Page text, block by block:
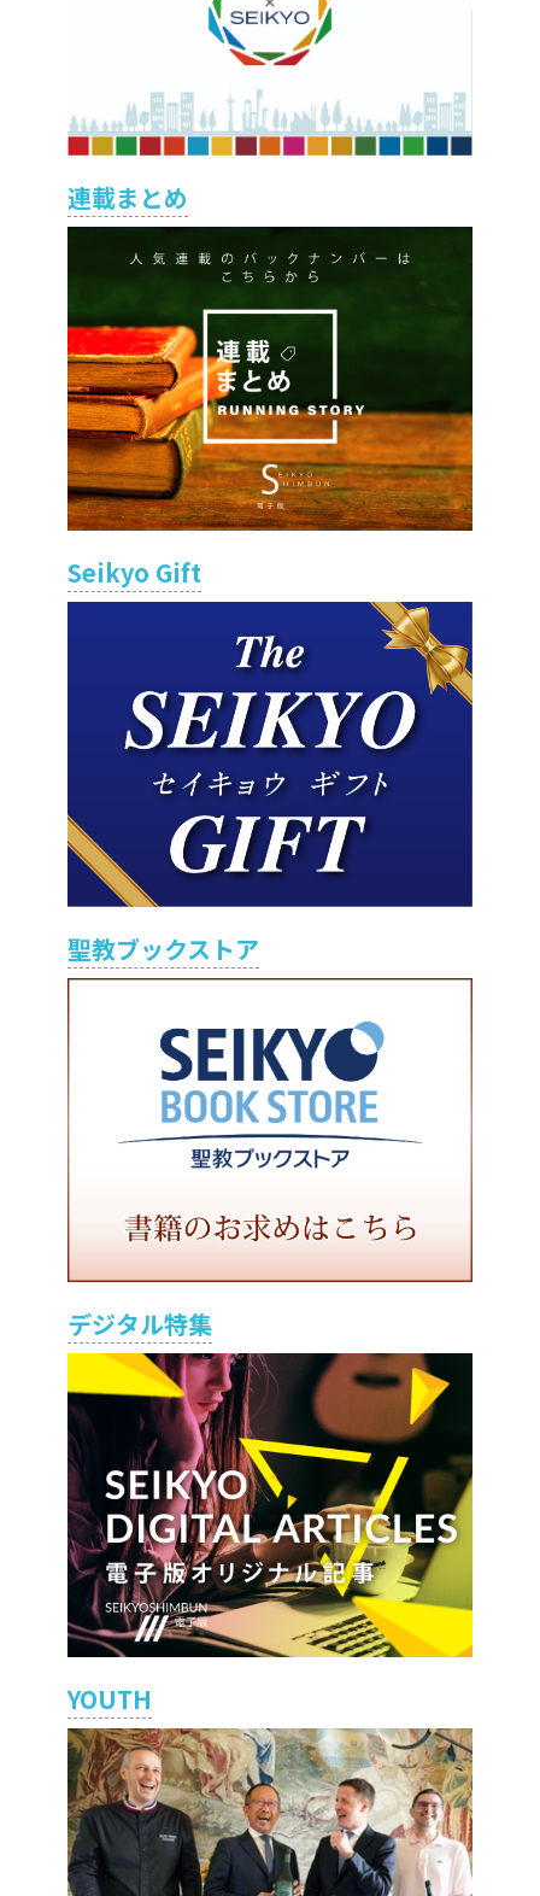
連載まとめ
Seikyo Gift
聖教ブックストア
デジタル特集
YOUTH